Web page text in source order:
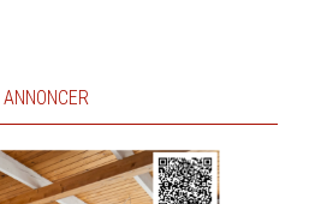
ANNONCER